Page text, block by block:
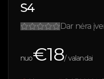
S4
Dar nėra
nuo€18/ valandai